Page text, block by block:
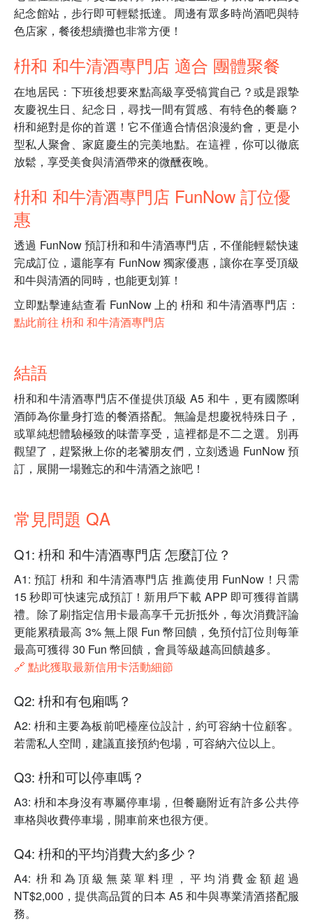
紀念館站，步行即可輕鬆抵達。周邊有眾多時尚酒吧與特
色店家，餐後想續攤也非常方便！
枡和 和牛清酒專門店 適合 團體聚餐
在地居民：下班後想要來點高級享受犒賞自己？或是跟摯
友慶祝生日、紀念日，尋找一間有質感、有特色的餐廳？
枡和絕對是你的首選！它不僅適合情侶浪漫約會，更是小
型私人聚會、家庭慶生的完美地點。在這裡，你可以徹底
放鬆，享受美食與清酒帶來的微醺夜晚。
枡和 和牛清酒專門店 FunNow 訂位優
惠
透過 FunNow 預訂枡和和牛清酒專門店，不僅能輕鬆快速
完成訂位，還能享有 FunNow 獨家優惠，讓你在享受頂級
和牛與清酒的同時，也能更划算！
立即點擊連結查看 FunNow 上的 枡和 和牛清酒專門店：
點此前往 枡和 和牛清酒專門店
結語
枡和和牛清酒專門店不僅提供頂級 A5 和牛，更有國際唎
酒師為你量身打造的餐酒搭配。無論是想慶祝特殊日子，
或單純想體驗極致的味蕾享受，這裡都是不二之選。別再
觀望了，趕緊揪上你的老饕朋友們，立刻透過 FunNow 預
訂，展開一場難忘的和牛清酒之旅吧！
常見問題 QA
Q1: 枡和 和牛清酒專門店 怎麼訂位？
A1: 預訂 枡和 和牛清酒專門店 推薦使用 FunNow！只需
15 秒即可快速完成預訂！新用戶下載 APP 即可獲得首購
禮。除了刷指定信用卡最高享千元折抵外，每次消費評論
更能累積最高 3% 無上限 Fun 幣回饋，免預付訂位則每筆
最高可獲得 30 Fun 幣回饋，會員等級越高回饋越多。
🔗 點此獲取最新信用卡活動細節
Q2: 枡和有包廂嗎？
A2: 枡和主要為板前吧檯座位設計，約可容納十位顧客。
若需私人空間，建議直接預約包場，可容納六位以上。
Q3: 枡和可以停車嗎？
A3: 枡和本身沒有專屬停車場，但餐廳附近有許多公共停
車格與收費停車場，開車前來也很方便。
Q4: 枡和的平均消費大約多少？
A4: 枡和為頂級無菜單料理，平均消費金額超過
NT$2,000，提供高品質的日本 A5 和牛與專業清酒搭配服
務。